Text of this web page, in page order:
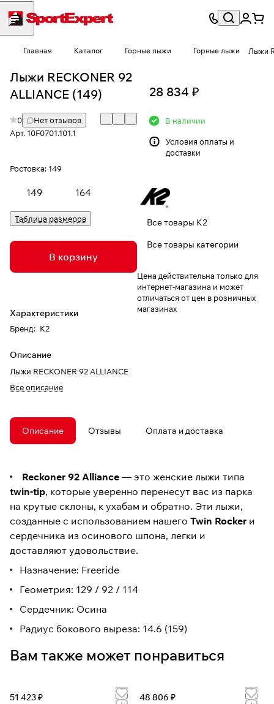
Главная Каталог Горные лыжи Горные лыжи Лыжи
Лыжи RECKONER 92
ALLIANCE (149)
0
Нет отзывов
Арт. 10F0701.101.1
Ростовка: 149
149 164
Таблица размеров
В корзину
Характеристики
Бренд: K2
Описание
Лыжи RECKONER 92 ALLIANCE
Все описание
28 834 ₽
В наличии
Условия оплаты и
доставки
Все товары K2
Все товары категории
Цена действительна только для
интернет-магазина и может
отличаться от цен в розничных
магазинах
Описание Отзывы Оплата и доставка
Reckoner 92 Alliance — это женские лыжи типа
twin-tip, которые уверенно перенесут вас из парка
на крутые склоны, к ухабам и обратно. Эти лыжи,
созданные с использованием нашего Twin Rocker и
сердечника из осинового шпона, легки и
доставляют удовольствие.
Назначение: Freeride
Геометрия: 129 / 92 / 114
Сердечник: Осина
Радиус бокового выреза: 14.6 (159)
Вам также может понравиться
51 423 ₽
48 806 ₽